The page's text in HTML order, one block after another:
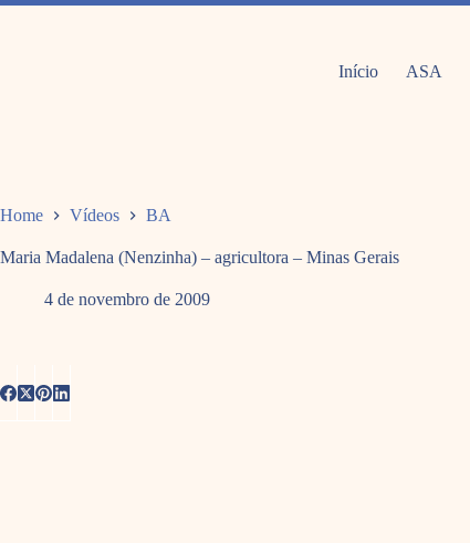
Pular
Início ASA
Home Vídeos BA
Maria Madalena (Nenzinha) – agricultora – Minas Gerais
4 de novembro de 2009